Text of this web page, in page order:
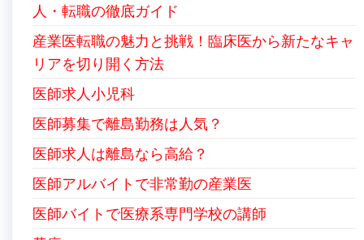
人・転職の徹底ガイド
産業医転職の魅力と挑戦！臨床医から新たなキャ
リアを切り開く方法
医師求人小児科
医師募集で離島勤務は人気？
医師求人は離島なら高給？
医師アルバイトで非常勤の産業医
医師バイトで医療系専門学校の講師